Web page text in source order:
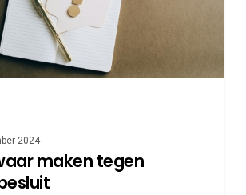
2024
maken tegen